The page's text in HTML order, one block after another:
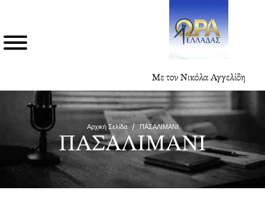
Με τον Νικόλα Αγγελίδη
Αρχική Σελίδα / ΠΑΣΑΛΙΜΑΝΙ
ΠΑΣΑΛΙΜΑΝΙ